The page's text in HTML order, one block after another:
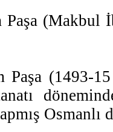
Paşa (Makbul
Paşa (1493-
Osmanlı